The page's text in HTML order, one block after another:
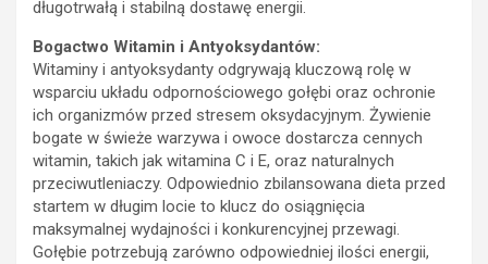
długotrwałą i stabilną dostawę energii.
Bogactwo Witamin i Antyoksydantów:
Witaminy i antyoksydanty odgrywają kluczową rolę w
wsparciu układu odpornościowego gołębi oraz ochronie
ich organizmów przed stresem oksydacyjnym. Żywienie
bogate w świeże warzywa i owoce dostarcza cennych
witamin, takich jak witamina C i E, oraz naturalnych
przeciwutleniaczy. Odpowiednio zbilansowana dieta przed
startem w długim locie to klucz do osiągnięcia
maksymalnej wydajności i konkurencyjnej przewagi.
Gołębie potrzebują zarówno odpowiedniej ilości energii,